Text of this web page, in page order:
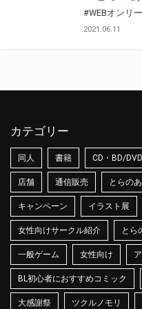
#WEBオンリー
2021.06.11
カテゴリー
同人 書籍 CD・BD/DVD
店舗 通信販売 とらの
キャンペーン イラスト展
女性向けサークル紹介 とら
一般ゲーム 女性向け
BL初心者におすすめコミック
大感謝祭 ツクルノモリ